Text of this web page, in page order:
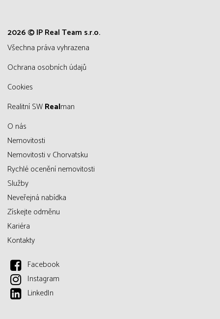
2026 © IP Real Team s.r.o.
všechna práva vyhrazena
Ochrana osobních údajů
Cookies
Realitní SWRealman
O nás
Nemovitosti
Nemovitosti v Chorvatsku
Rychlé ocenění nemovitosti
Služby
Neveřejná nabídka
Získejte odměnu
Kariéra
Kontakty
Facebook
Instagram
LinkedIn